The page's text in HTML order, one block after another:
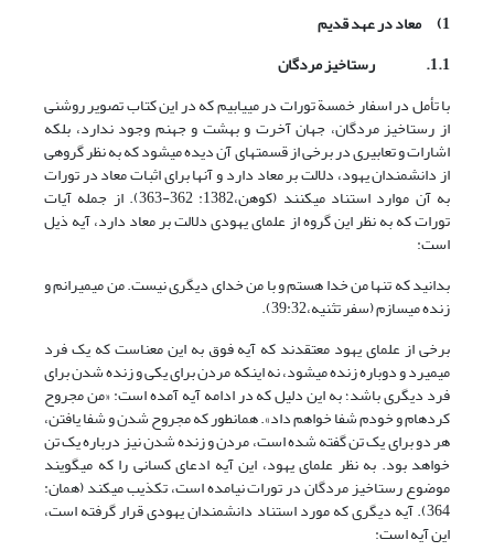
1)
معاد در عهد قدیم
1.1.
رستاخیز مردگان
با تأمل در اسفار خمسة تورات در می‏یابیم که در این کتاب تصویر روشنی
از رستاخیز مردگان، جهان آخرت و بهشت و جهنم وجود ندارد، بلکه
اشارات و تعابیری در برخی از قسمت‏های آن دیده می‏شود که به نظر گروهی
از دانشمندان یهود، دلالت بر معاد دارد و آنها برای اثبات معاد در تورات
به آن موارد استناد می‏کنند (کوهن،1382: 362-363). از جمله آیات
تورات که به نظر این گروه از علمای یهودی دلالت بر معاد دارد، آیه ذیل
است:
بدانید که تنها من خدا هستم و با من خدای دیگری نیست. من می‏میرانم و
زنده می‏سازم (سفر تثنیه،39:32).
برخی از علمای یهود معتقدند که آیه فوق به این معناست که یک فرد
می‏میرد و دوباره زنده می‏شود، نه اینکه مردن برای یکی و زنده شدن برای
فرد دیگری باشد؛ به این دلیل که در ادامه آیه آمده است: «من مجروح
کرده‏ام و خودم شفا خواهم داد». همان‏طور که مجروح شدن و شفا یافتن،
هر دو برای یک تن گفته شده است، مردن و زنده شدن نیز درباره یک تن
خواهد بود. به نظر علمای یهود، این آیه ادعای کسانی را که می‏گویند
موضوع رستاخیز مردگان در تورات نیامده است، تکذیب می‏کند (همان:
364). آیه دیگری که مورد استناد دانشمندان یهودی قرار گرفته است،
این آیه است: